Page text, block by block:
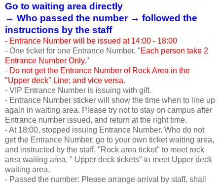
Go to waiting area directly
→ Who passed the number → followed the
instructions by the staff
- Entrance Number will be issued at 14:00 - 18:00
- One ticket for one Entrance Number. "Each person take 2
Entrance Number Only."
- Do not get the Entrance Number of Rock Area in the
"Upper deck" Line; and vice versa.
- VIP Entrance Number is issuing with gift.
- Entrance Number sticker will show the time when to line up
again in waiting area. Please try not to stay on campus after
Entrance number issued, and return at the right time.
- At 18:00, stopped issuing Entrance Number. Who do not
get the Entrance Number, go to your own ticket waiting area,
and instructed by the staff. "Rock area ticket" to meet rock
area waiting area, " Upper deck tickets" to meet Upper deck
waiting area.
- Passed the number: Please arrange arrival by staff, shall